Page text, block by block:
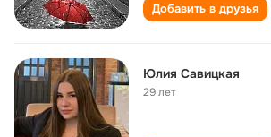
Добавить в друзья
Юлия Савицкая
29 лет